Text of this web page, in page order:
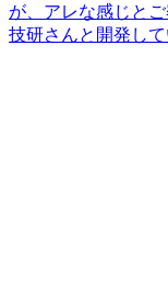
が、アレな感じと
技研さんと開発し